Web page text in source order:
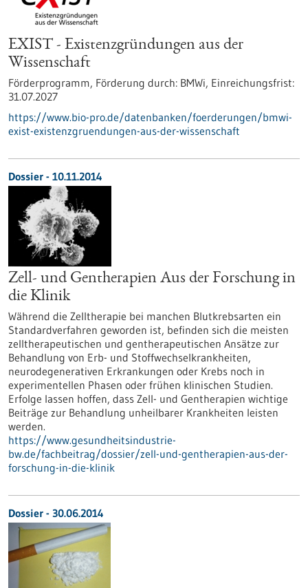
EXIST - Existenzgründungen aus der
Wissenschaft
Förderprogramm, Förderung durch: BMWi, Einreichungsfrist:
31.07.2027
https://www.bio-pro.de/datenbanken/foerderungen/bmwi-
exist-existenzgruendungen-aus-der-wissenschaft
Dossier - 10.11.2014
Zell- und Gentherapien Aus der Forschung in
die Klinik
Während die Zelltherapie bei manchen Blutkrebsarten ein
Standardverfahren geworden ist, befinden sich die meisten
zelltherapeutischen und gentherapeutischen Ansätze zur
Behandlung von Erb- und Stoffwechselkrankheiten,
neurodegenerativen Erkrankungen oder Krebs noch in
experimentellen Phasen oder frühen klinischen Studien.
Erfolge lassen hoffen, dass Zell- und Gentherapien wichtige
Beiträge zur Behandlung unheilbarer Krankheiten leisten
werden.
https://www.gesundheitsindustrie-
bw.de/fachbeitrag/dossier/zell-und-gentherapien-aus-der-
forschung-in-die-klinik
Dossier - 30.06.2014